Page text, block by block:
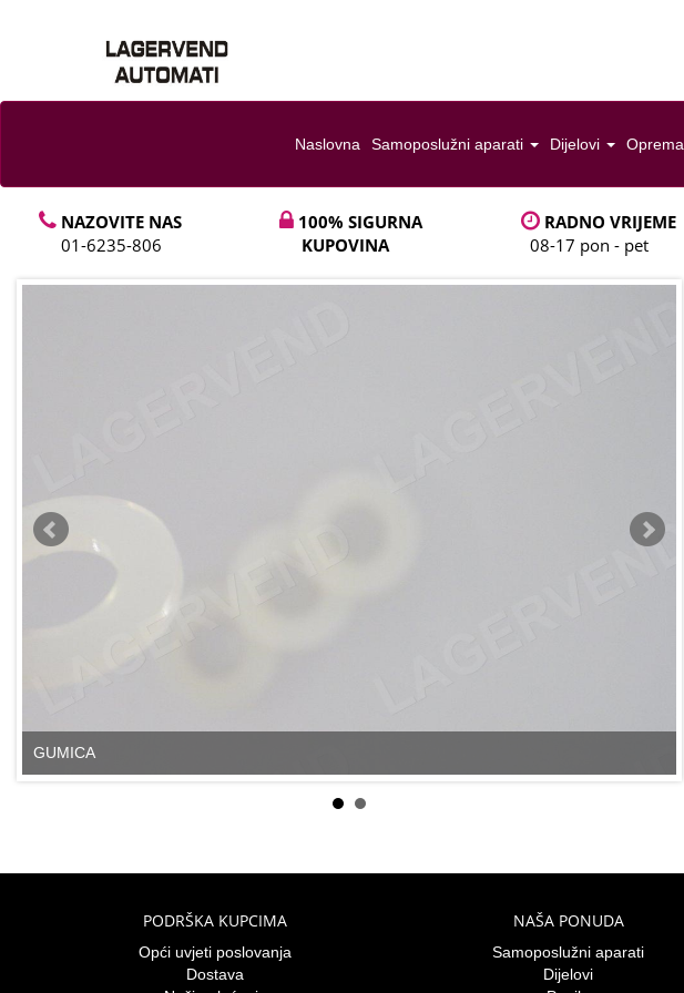
Naslovna Samoposlužni aparati Dijelovi Oprema
NAZOVITE NAS
01-6235-806
100% SIGURNA
KUPOVINA
RADNO VRIJEME
08-17 pon - pet
GUMICA
PODRŠKA KUPCIMA
Opći uvjeti poslovanja
Dostava
NAŠA PONUDA
Samoposlužni aparati
Dijelovi